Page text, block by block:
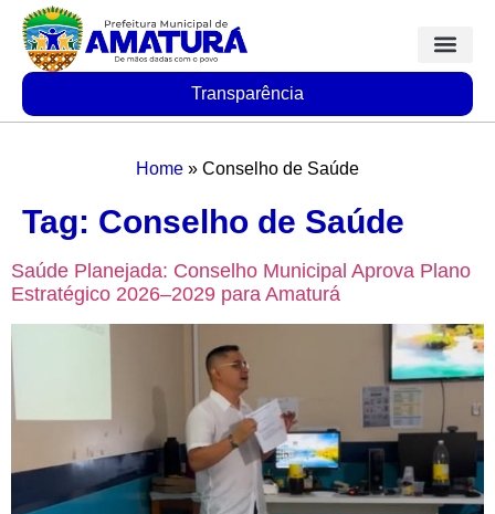
Transparência
Home » Conselho de Saúde
Tag: Conselho de Saúde
Saúde Planejada: Conselho Municipal Aprova Plano
Estratégico 2026–2029 para Amaturá